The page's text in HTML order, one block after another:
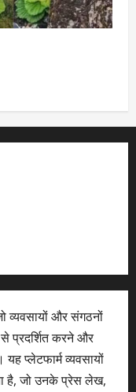
व्यवसायों और संगठनों
प्रदर्शित करने और
प्लेटफार्म व्यवसायों
है, जो उनके प्रेस लेख,